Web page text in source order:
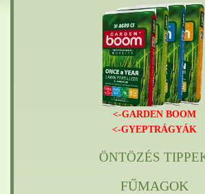
<-GARDEN BOOM
<-GYEPTRÁGYÁK
ÖNTÖZÉS
FŰMAGOK